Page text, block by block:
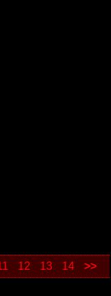
12 13 14 >>